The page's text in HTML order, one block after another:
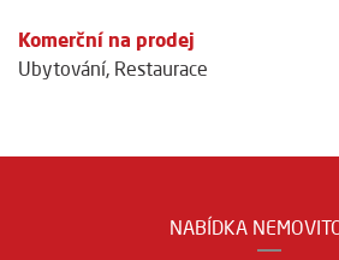
Komerční na prodej
Ubytování, Restaurace
NABÍDKA